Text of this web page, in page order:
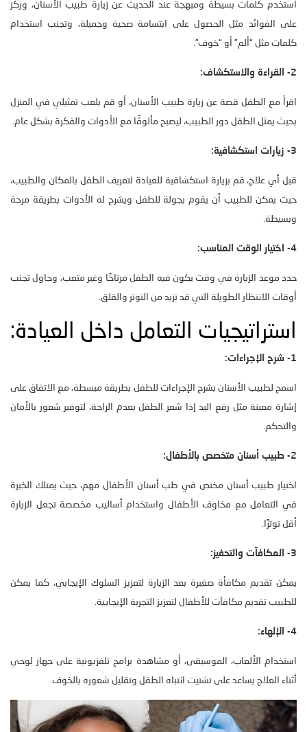
استخدم كلمات بسيطة ومبهجة عند الحديث عن زيارة طبيب الأسنان، وركز
على الفوائد مثل الحصول على ابتسامة صحية وجميلة، وتجنب استخدام
كلمات مثل “ألم” أو “خوف”.
2- القراءة والاستكشاف:
اقرأ مع الطفل قصة عن زيارة طبيب الأسنان، أو قم بلعب تمثيلي في المنزل
بحيث يمثل الطفل دور الطبيب، ليصبح مألوفًا مع الأدوات والفكرة بشكل عام.
3- زيارات استكشافية:
قبل أي علاج، قم بزيارة استكشافية للعيادة لتعريف الطفل بالمكان والطبيب،
حيث يمكن للطبيب أن يقوم بجولة للطفل ويشرح له الأدوات بطريقة مرحة
وبسيطة.
4- اختيار الوقت المناسب:
حدد موعد الزيارة في وقت يكون فيه الطفل مرتاحًا وغير متعب، وحاول تجنب
أوقات الانتظار الطويلة التي قد تزيد من التوتر والقلق.
استراتيجيات التعامل داخل العيادة:
1- شرح الإجراءات:
اسمح لطبيب الأسنان بشرح الإجراءات للطفل بطريقة مبسطة، مع الاتفاق على
إشارة معينة مثل رفع اليد إذا شعر الطفل بعدم الراحة، لتوفير شعور بالأمان
والتحكم.
2- طبيب أسنان متخصص بالأطفال:
اختيار طبيب أسنان مختص في طب أسنان الأطفال مهم، حيث يمتلك الخبرة
في التعامل مع مخاوف الأطفال واستخدام أساليب مخصصة تجعل الزيارة
أقل توترًا.
3- المكافآت والتحفيز:
يمكن تقديم مكافأة صغيرة بعد الزيارة لتعزيز السلوك الإيجابي، كما يمكن
للطبيب تقديم مكافآت للأطفال لتعزيز التجربة الإيجابية.
4- الإلهاء:
استخدام الألعاب، الموسيقى، أو مشاهدة برامج تلفزيونية على جهاز لوحي
أثناء العلاج يساعد على تشتيت انتباه الطفل وتقليل شعوره بالخوف.